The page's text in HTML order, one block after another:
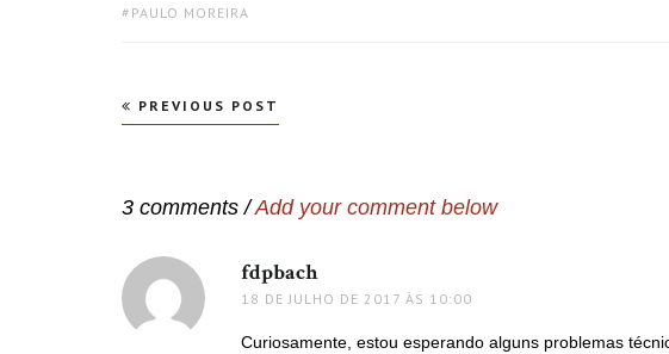
TAGS:
PAULO MOREIRA
Navegação
PREVIOUS POST
3 comments /Add your comment below
fdpbachdisse:
18 DE JULHO DE 2017 ÀS 10:00
Curiosamente, estou esperando alguns problemas